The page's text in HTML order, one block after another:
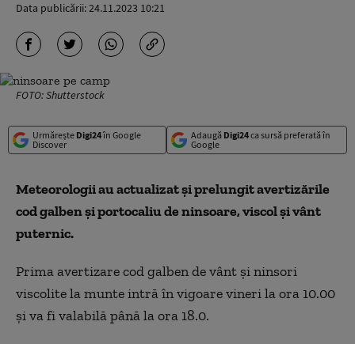
Data publicării:24.11.2023 10:21
FOTO: Shutterstock
Urmărește Digi24în Google
Discover
Adaugă Digi24ca sursă preferată în
Google
Meteorologii au actualizat și prelungit avertizările
cod galben și portocaliu de ninsoare, viscol și vânt
puternic.
Prima avertizare cod galben de vânt și ninsori
viscolite la munte intră în vigoare vineri la ora 10.00
și va fi valabilă până la ora 18.0.